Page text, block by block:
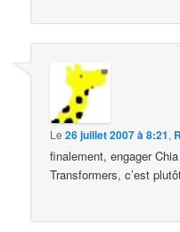
Le26 juillet 2007 à 8:21,
finalement, engager
Transformers, c’est